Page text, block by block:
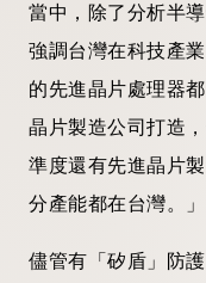
當中，除了分析半
強調台灣在科技產
的先進晶片處理器
晶片製造公司打造
準度還有先進晶片
分產能都在台灣。」
儘管有「矽盾」防